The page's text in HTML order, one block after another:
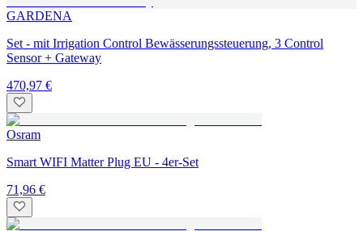
GARDENA
Set - mit Irrigation Control Bewässerungssteuerung, 3 Control
Sensor + Gateway
470,97 €
Osram
Smart WIFI Matter Plug EU - 4er-Set
71,96 €